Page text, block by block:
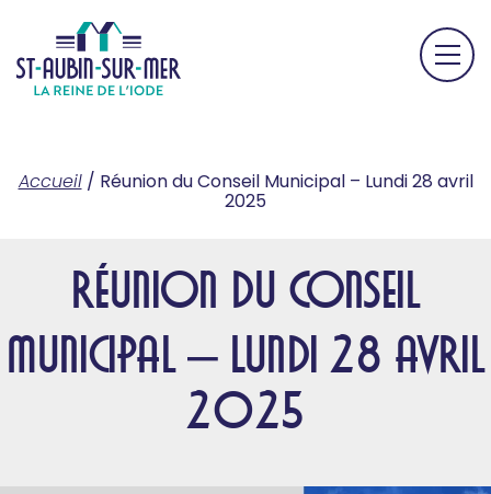
Accueil/ Réunion du Conseil Municipal – Lundi 28 avril
2025
Réunion du Conseil
Municipal – Lundi 28 avril
2025